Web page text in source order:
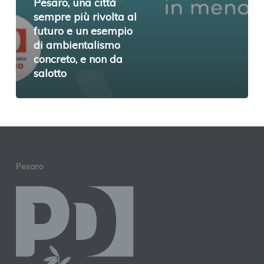
non
da
salotto
sempre più rivolta al
futuro e un esempio
di ambientalismo
concreto, e non da
salotto
Pesaro